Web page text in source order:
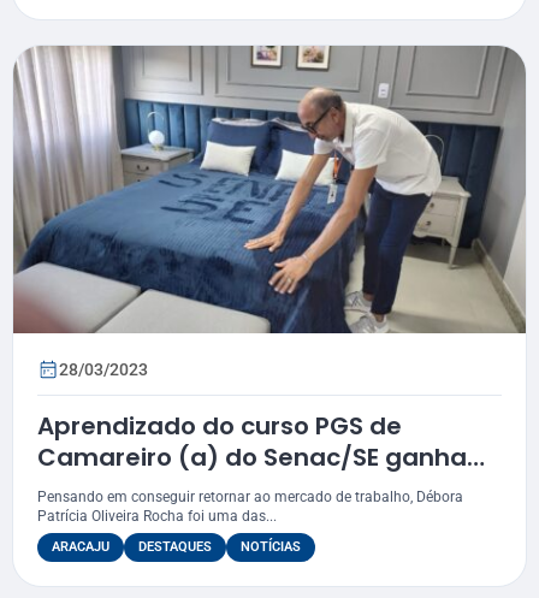
28/03/2023
Aprendizado do curso PGS de
Camareiro (a) do Senac/SE ganha
reforço com suíte escola
Pensando em conseguir retornar ao mercado de trabalho, Débora
Patrícia Oliveira Rocha foi uma das...
ARACAJU DESTAQUES NOTÍCIAS